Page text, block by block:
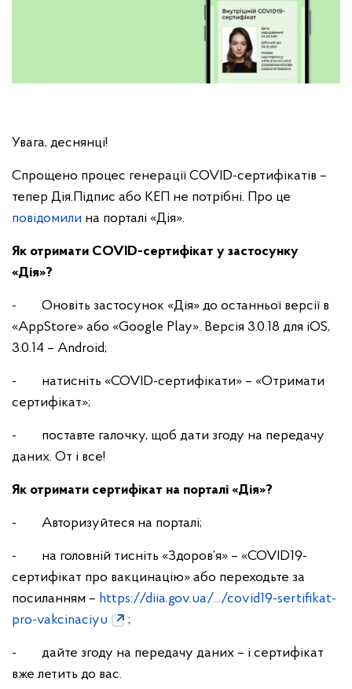
Увага, деснянці!
Спрощено процес генерації СOVID-сертифікатів –
тепер Дія.Підпис або КЕП не потрібні. Про це
повідомили на порталі «Дія».
Як отримати СOVID-сертифікат у застосунку
«Дія»?
- Оновіть застосунок «Дія» до останньої версії в
«AppStore» або «Google Play». Версія 3.0.18 для iOS,
3.0.14 – Android;
- натисніть «COVID-сертифікати» – «Отримати
сертифікат»;
- поставте галочку, щоб дати згоду на передачу
даних. От і все!
Як отримати сертифікат на порталі «Дія»?
- Авторизуйтеся на порталі;
- на головній тисніть «Здоров’я» – «COVID19-
сертифікат про вакцинацію» або переходьте за
посиланням – https://diia.gov.ua/.../covid19-sertifikat-
pro-vakcinaciyu
;
- дайте згоду на передачу даних – і сертифікат
вже летить до вас.